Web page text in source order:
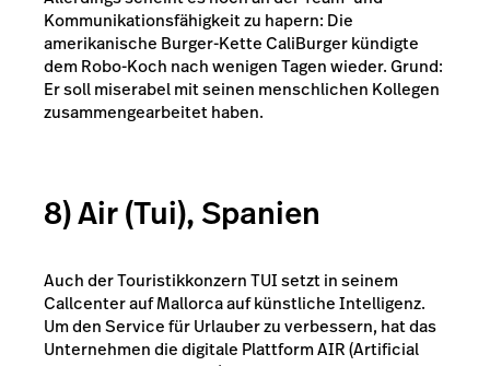
Kommunikationsfähigkeit zu hapern: Die
amerikanische Burger-KetteCaliBurgerkündigte
dem Robo-Koch nach wenigen Tagen wieder. Grund:
Er soll miserabel mit seinen menschlichen Kollegen
zusammengearbeitet haben.
8) Air (Tui), Spanien
Auch der Touristikkonzern TUI setzt in seinem
Callcenter auf Mallorca auf künstliche Intelligenz.
Um den Service für Urlauber zu verbessern, hat das
Unternehmen die digitale Plattform AIR (Artificial